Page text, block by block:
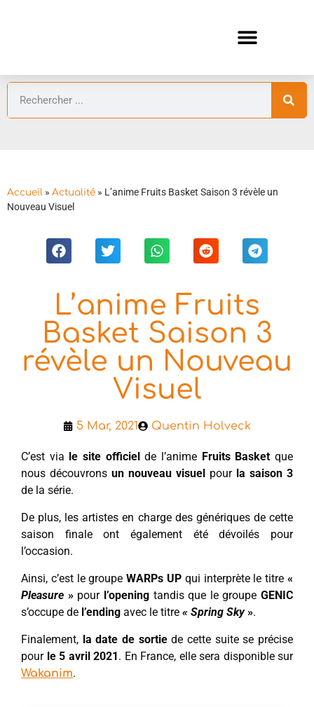
Accueil » Actualité » L’anime Fruits Basket Saison 3 révèle un
Nouveau Visuel
L’anime Fruits
Basket Saison 3
révèle un Nouveau
Visuel
5 Mar, 2021 Quentin Holveck
C’est via le site officielde l’anime Fruits Basket que
nous découvrons un nouveau visuel pour la saison 3
de la série.
De plus, les artistes en charge des génériques de cette
saison finale ont également été dévoilés pour
l’occasion.
Ainsi, c’est le groupeWARPs UP qui interprète le titre«
Pleasure »pour l’openingtandis que le groupe GENIC
s’occupe de l’ending avec le titre « Spring Sky».
Finalement, la date de sortiede cette suite se précise
pour le 5 avril 2021. En France, elle sera disponible sur
Wakanim.